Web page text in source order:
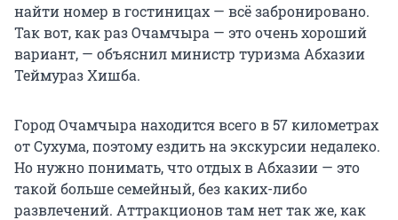
найти номер в гостиницах — всё забронировано.
Так вот, как раз Очамчыра — это очень хороший
вариант, — объяснил министр туризма Абхазии
Теймураз Хишба.
Город Очамчыра находится всего в 57 километрах
от Сухума, поэтому ездить на экскурсии недалеко.
Но нужно понимать, что отдых в Абхазии — это
такой больше семейный, без каких-либо
развлечений. Аттракционов там нет так же, как